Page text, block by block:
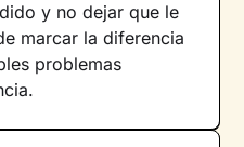
y no dejar que le
marcar la diferencia
problemas